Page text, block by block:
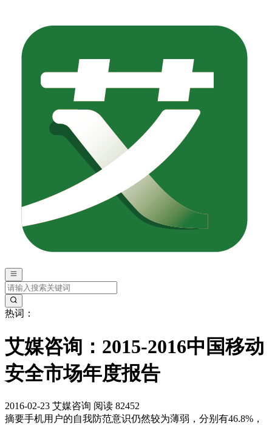
热词：
艾媒咨询：2015-2016中国移动
安全市场年度报告
2016-02-23 艾媒咨询 阅读 82452
摘要手机用户的自我防范意识仍然较为薄弱，分别有46.8%，